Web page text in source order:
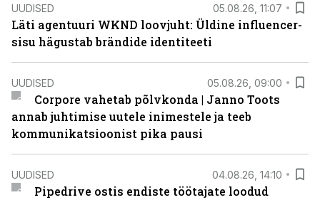
UUDISED 05.08.26, 11:07
Läti agentuuri WKND loovjuht: Üldine influencer-
sisu hägustab brändide identiteeti
UUDISED 05.08.26, 09:00
Corpore vahetab põlvkonda | Janno Toots
annab juhtimise uutele inimestele ja teeb
kommunikatsioonist pika pausi
UUDISED 04.08.26, 14:10
Pipedrive ostis endiste töötajate loodud